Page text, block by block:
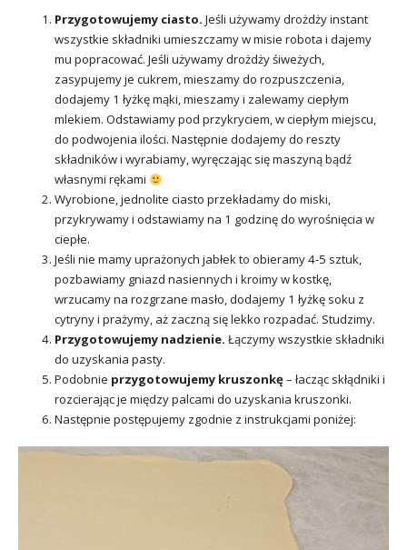
Przygotowujemy ciasto. Jeśli używamy drożdży instant
wszystkie składniki umieszczamy w misie robota i dajemy
mu popracować. Jeśli używamy drożdży śiweżych,
zasypujemy je cukrem, mieszamy do rozpuszczenia,
dodajemy 1 łyżkę mąki, mieszamy i zalewamy ciepłym
mlekiem. Odstawiamy pod przykryciem, w ciepłym miejscu,
do podwojenia ilości. Następnie dodajemy do reszty
składników i wyrabiamy, wyręczając się maszyną bądź
własnymi rękami
Wyrobione, jednolite ciasto przekładamy do miski,
przykrywamy i odstawiamy na 1 godzinę do wyrośnięcia w
ciepłe.
Jeśli nie mamy uprażonych jabłek to obieramy 4-5 sztuk,
pozbawiamy gniazd nasiennych i kroimy w kostkę,
wrzucamy na rozgrzane masło, dodajemy 1 łyżkę soku z
cytryny i prażymy, aż zaczną się lekko rozpadać. Studzimy.
Przygotowujemy nadzienie. Łączymy wszystkie składniki
do uzyskania pasty.
Podobnie przygotowujemy kruszonkę– łacząc skłądniki i
rozcierając je między palcami do uzyskania kruszonki.
Następnie postępujemy zgodnie z instrukcjami poniżej: